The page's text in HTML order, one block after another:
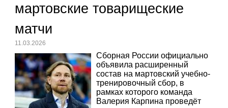
мартовские товарищеские
матчи
11.03.2026
Сборная России официально
объявила расширенный
состав на мартовский учебно-
тренировочный сбор, в
рамках которого команда
Валерия Карпина проведёт